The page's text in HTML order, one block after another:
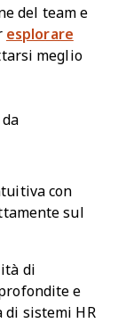
del team e
esplorare
meglio
con
sul
di
e
di sistemi HR